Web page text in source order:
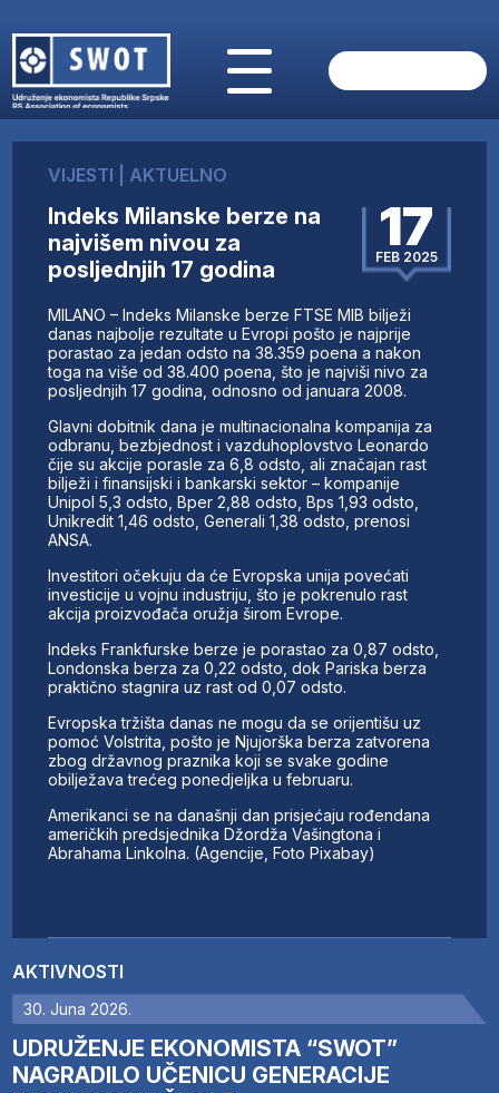
O NAMA
AKTUELNO
ANALIZE
KOMPANIJE
FINANSIJE
IZ STRANIH MEDIJA
AKTIVNOSTI
SWOT INTERVJU
UČLANI SE
KONTAKT
AKTIVNOSTI
30. Juna 2026.
UDRUŽENJE EKONOMISTA “SWOT”
NAGRADILO UČENICU GENERACIJE
VIJESTI AKTUELNO
Indeks Milanske berze na
najvišem nivou za
posljednjih 17 godina
17
FEB 2025
MILANO – Indeks Milanske berze FTSE MIB bilježi
danas najbolje rezultate u Evropi pošto je najprije
porastao za jedan odsto na 38.359 poena a nakon
toga na više od 38.400 poena, što je najviši nivo za
posljednjih 17 godina, odnosno od januara 2008.
Glavni dobitnik dana je multinacionalna kompanija za
odbranu, bezbjednost i vazduhoplovstvo Leonardo
čije su akcije porasle za 6,8 odsto, ali značajan rast
bilježi i finansijski i bankarski sektor – kompanije
Unipol 5,3 odsto, Bper 2,88 odsto, Bps 1,93 odsto,
Unikredit 1,46 odsto, Generali 1,38 odsto, prenosi
ANSA.
Investitori očekuju da će Evropska unija povećati
investicije u vojnu industriju, što je pokrenulo rast
akcija proizvođača oružja širom Evrope.
Indeks Frankfurske berze je porastao za 0,87 odsto,
Londonska berza za 0,22 odsto, dok Pariska berza
praktično stagnira uz rast od 0,07 odsto.
Evropska tržišta danas ne mogu da se orijentišu uz
pomoć Volstrita, pošto je Njujorška berza zatvorena
zbog državnog praznika koji se svake godine
obilježava trećeg ponedjeljka u februaru.
Amerikanci se na današnji dan prisjećaju rođendana
američkih predsjednika Džordža Vašingtona i
Abrahama Linkolna. (Agencije, Foto Pixabay)